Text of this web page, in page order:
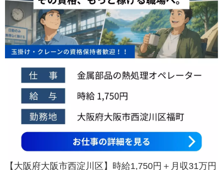
【大阪府大阪市西淀川区】時給1,750円＋月収31万円